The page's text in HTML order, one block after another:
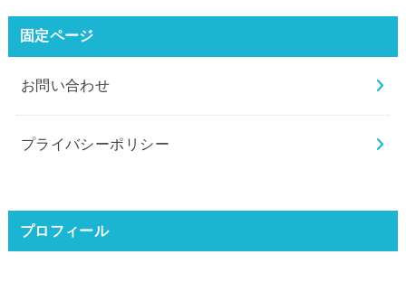
固定ページ
お問い合わせ
プライバシーポリシー
プロフィール